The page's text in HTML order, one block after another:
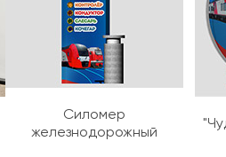
Силомер
железнодорожный